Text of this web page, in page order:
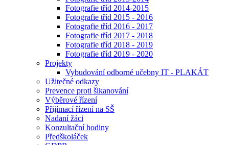
Fotografie tříd 2014-2015
Fotografie tříd 2015 - 2016
Fotografie tříd 2016 - 2017
Fotografie tříd 2017 - 2018
Fotografie tříd 2018 - 2019
Fotografie tříd 2019 - 2020
Projekty
Vybudování odborné učebny IT - PLAKÁT
Užitečné odkazy
Prevence proti šikanování
Výběrové řízení
Přijímací řízení na SŠ
Nadaní žáci
Konzultační hodiny
Předškoláček